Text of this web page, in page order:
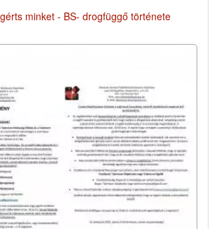
minket - BS- drogfüggő története